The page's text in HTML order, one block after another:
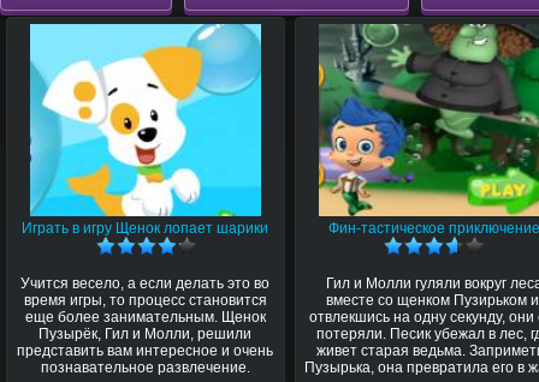
Играть в игру Щенок лопает шарики
Учится весело, а если делать это во
время игры, то процесс становится
еще более занимательным. Щенок
Пузырёк, Гил и Молли, решили
представить вам интересное и очень
познавательное развлечение.
Фин-тастическое приключение
Гил и Молли гуляли вокруг
вместе со щенком Пузирьком
отвлекшись на одну секунду, они
потеряли. Песик убежал в лес,
живет старая ведьма.
Пузырька, она превратила его в